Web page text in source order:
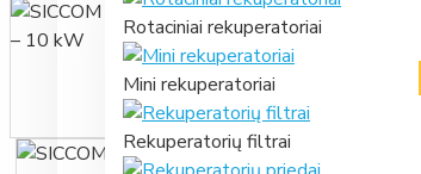
Rotaciniai rekuperatoriai
Mini rekuperatoriai
Rekuperatorių filtrai